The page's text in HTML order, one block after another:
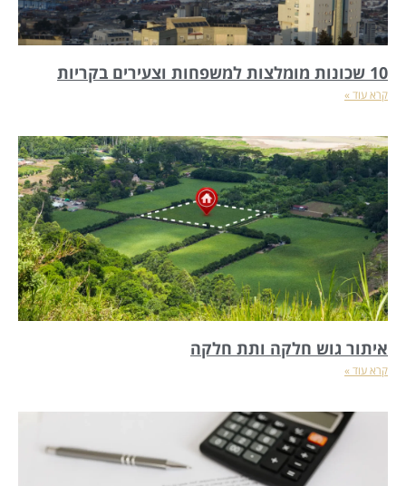
10 שכונות מומלצות למשפחות וצעירים בקריות
קרא עוד »
איתור גוש חלקה ותת חלקה
קרא עוד »